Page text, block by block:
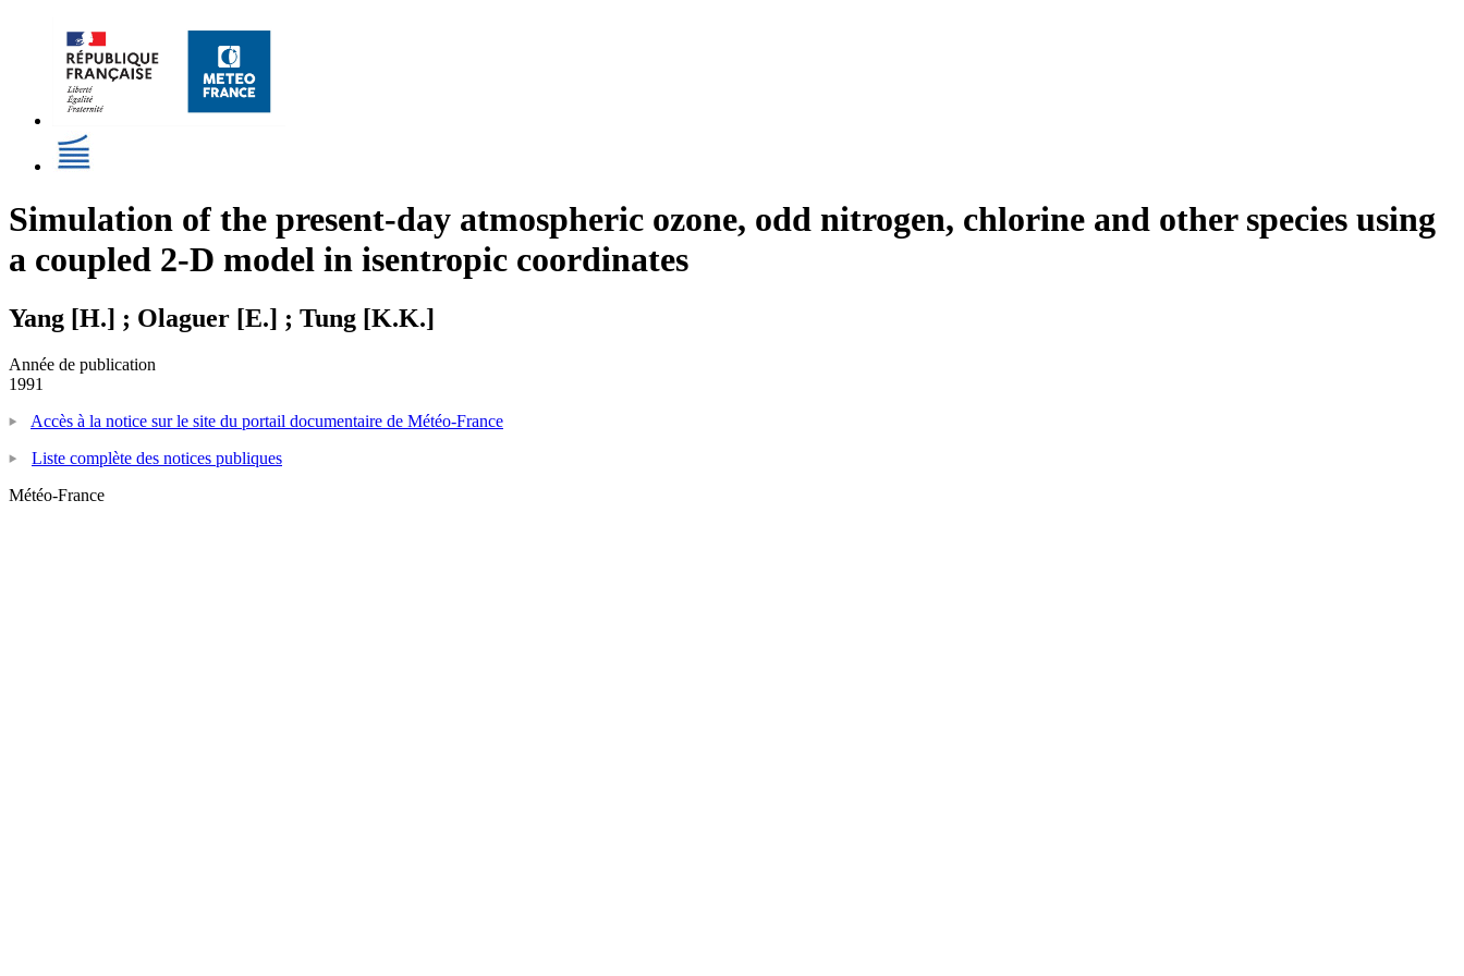
Simulation of the present-day atmospheric ozone, odd nitrogen, chlorine and other species using
a coupled 2-D model in isentropic coordinates
Yang [H.] ; Olaguer [E.] ; Tung [K.K.]
Année de publication
1991
Accès à la notice sur le site du portail documentaire de Météo-France
Liste complète des notices publiques
Météo-France